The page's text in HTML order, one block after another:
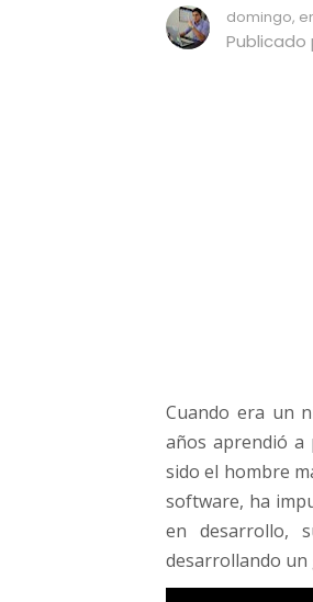
m
t
e
s
domingo,
Publicado
Cuando era un
años aprendió a
sido el hombre
software, ha
en desarrollo,
desarrollando un